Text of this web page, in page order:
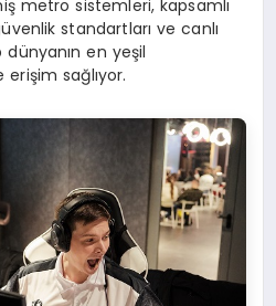
metro sistemleri, kapsamlı
standartları ve canlı
en yeşil
sağlıyor.